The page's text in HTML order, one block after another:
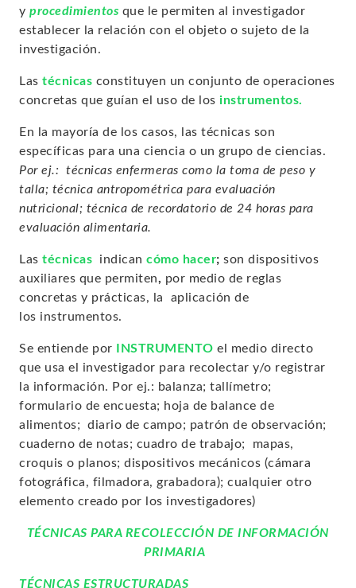
y procedimientos que le permiten al investigador
establecer la relación con el objeto o sujeto de la
investigación.
Lastécnicas constituyen un conjunto de operaciones
concretas que guían el uso de los instrumentos.
En la mayoría de los casos, las técnicas son
específicas para una ciencia o un grupo de ciencias.
Por ej.: técnicas enfermeras como la toma de peso y
talla; técnica antropométrica para evaluación
nutricional; técnica de recordatorio de 24 horas para
evaluación alimentaria.
Las técnicas indican cómo hacer; son dispositivos
auxiliares que permiten, por medio de reglas
concretas y prácticas, la aplicación de
los instrumentos.
Se entiende por INSTRUMENTO el medio directo
que usa el investigador para recolectar y/o registrar
la información. Por ej.: balanza; tallímetro;
formulario de encuesta; hoja de balance de
alimentos; diario de campo; patrón de observación;
cuaderno de notas; cuadro de trabajo; mapas,
croquis o planos; dispositivos mecánicos (cámara
fotográfica, filmadora, grabadora); cualquier otro
elemento creado por los investigadores)
TÉCNICAS PARA RECOLECCIÓN DE INFORMACIÓN
PRIMARIA
TÉCNICAS ESTRUCTURADAS